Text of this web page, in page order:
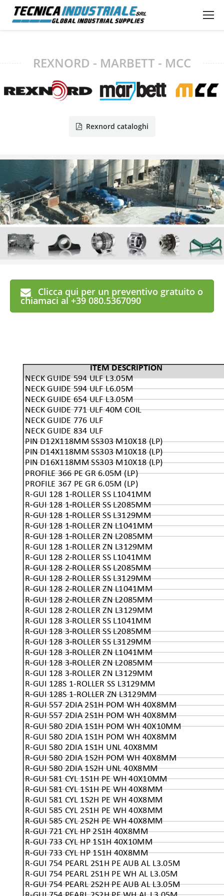
REXNORD - MARBETT - MCC
Rexnord cataloghi
Clicca qui per un preventivo gratuito o
chiamaci al +39 080.5367090
ITEM DESCRIPTION
NECK GUIDE 594 ULF L3.05M
NECK GUIDE 594 ULF L6.05M
NECK GUIDE 654 ULF L3.05M
NECK GUIDE 771 ULF 40M COIL
NECK GUIDE 776 ULF
NECK GUIDE 834 ULF
PIN D12X118MM SS303 M10X18 (LP)
PIN D14X118MM SS303 M10X18 (LP)
PIN D16X118MM SS303 M10X18 (LP)
PROFILE 366 PE GR 6.05M (LP)
PROFILE 367 PE GR 6.05M (LP)
R-GUI 128 1-ROLLER SS L1041MM
R-GUI 128 1-ROLLER SS L2085MM
R-GUI 128 1-ROLLER SS L3129MM
R-GUI 128 1-ROLLER ZN L1041MM
R-GUI 128 1-ROLLER ZN L2085MM
R-GUI 128 1-ROLLER ZN L3129MM
R-GUI 128 2-ROLLER SS L1041MM
R-GUI 128 2-ROLLER SS L2085MM
R-GUI 128 2-ROLLER SS L3129MM
R-GUI 128 2-ROLLER ZN L1041MM
R-GUI 128 2-ROLLER ZN L2085MM
R-GUI 128 2-ROLLER ZN L3129MM
R-GUI 128 3-ROLLER SS L1041MM
R-GUI 128 3-ROLLER SS L2085MM
R-GUI 128 3-ROLLER SS L3129MM
R-GUI 128 3-ROLLER ZN L1041MM
R-GUI 128 3-ROLLER ZN L2085MM
R-GUI 128 3-ROLLER ZN L3129MM
R-GUI 128S 1-ROLLER SS L3129MM
R-GUI 128S 1-ROLLER ZN L3129MM
R-GUI 557 2DIA 2S1H POM WH 40X8MM
R-GUI 557 2DIA 2S1H POM WH 40X8MM
R-GUI 580 2DIA 1S1H POM WH 40X10MM
R-GUI 580 2DIA 1S1H POM WH 40X8MM
R-GUI 580 2DIA 1S1H UNL 40X8MM
R-GUI 580 2DIA 1S2H POM WH 40X8MM
R-GUI 580 2DIA 1S2H UNL 40X8MM
R-GUI 581 CYL 1S1H PE WH 40X10MM
R-GUI 581 CYL 1S1H PE WH 40X8MM
R-GUI 581 CYL 1S2H PE WH 40X8MM
R-GUI 585 CYL 2S1H PE WH 40X8MM
R-GUI 585 CYL 2S2H PE WH 40X8MM
R-GUI 721 CYL HP 2S1H 40X8MM
R-GUI 733 CYL HP 1S1H 40X10MM
R-GUI 733 CYL HP 1S1H 40X8MM
R-GUI 754 PEARL 2S1H PE AUB AL L3.05M
R-GUI 754 PEARL 2S1H PE WH AL L3.05M
R-GUI 754 PEARL 2S2H PE AUB AL L3.05M